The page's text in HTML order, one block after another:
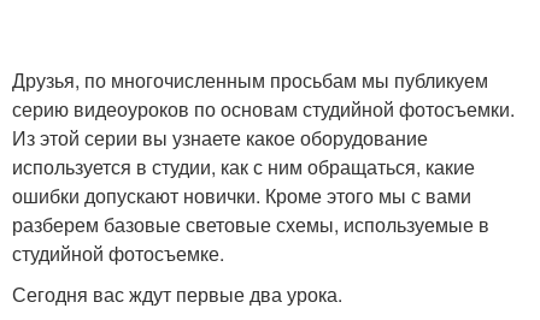
Друзья, по многочисленным просьбам мы публикуем
серию видеоуроков по основам студийной фотосъемки.
Из этой серии вы узнаете какое оборудование
используется в студии, как с ним обращаться, какие
ошибки допускают новички. Кроме этого мы с вами
разберем базовые световые схемы, используемые в
студийной фотосъемке.
Сегодня вас ждут первые два урока.